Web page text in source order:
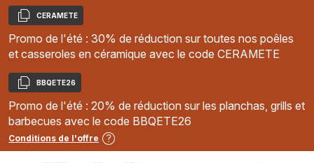
Copier
CERAMETE
Promo de l'été : 30% de réduction sur toutes nos poêles
et casseroles en céramique avec le code CERAMETE
Copier
BBQETE26
Promo de l'été : 20% de réduction sur les planchas, grills et
barbecues avec le code BBQETE26
Conditions de l'offre